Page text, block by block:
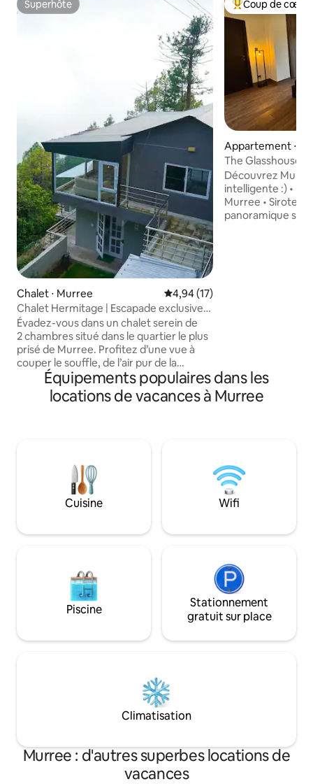
Superhôte
Superhôte
Chalet ⋅ Murree Évaluation moyenne sur la
4,94 (17)
Chalet Hermitage | Escapade exclusive
en montagne
Évadez-vous dans un chalet serein de
2 chambres situé dans le quartier le plus
prisé de Murree. Profitez d’une vue à
couper le souffle, de l’air pur de la
montagne et d’une intimité totale. Des
chambres confortables, une cuisine
entièrement équipée et un balcon privé
cheminée et détendez-vous dans une
retraite tranquille. Parfait pour les
familles, les couples ou les groupes à la
recherche d'une escapade relaxante.
expérience inoubliable dans l'endroit le
Coups de cœur
Coup de cœur
Appartement ⋅
The Glasshouse
panoramique de
Découvrez
intelligente :) • Penthouse Cloudview
Murree • Sirotez
panoramique sur
moderne sur la
Accès facile
Équipements populaires dans les
locations de vacances à Murree
Cuisine Wifi
Piscine
Stationnement
gratuit sur place
Climatisation
Murree : d'autres superbes locations de
vacances